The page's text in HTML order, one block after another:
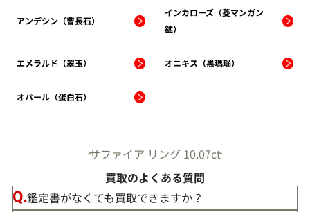
アンデシン（曹長石）
インカローズ（菱マンガン
鉱）
エメラルド（翠玉） オニキス（黒瑪瑙）
オパール（蛋白石）
サファイア リング 10.07ct
買取のよくある質問
鑑定書がなくても買取できますか？